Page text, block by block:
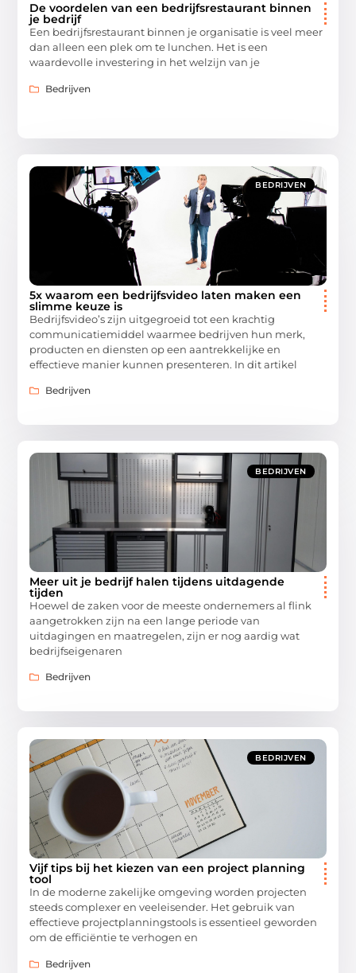
De voordelen van een bedrijfsrestaurant binnen
je bedrijf
Een bedrijfsrestaurant binnen je organisatie is veel meer
dan alleen een plek om te lunchen. Het is een
waardevolle investering in het welzijn van je
Bedrijven
BEDRIJVEN
5x waarom een bedrijfsvideo laten maken een
slimme keuze is
Bedrijfsvideo’s zijn uitgegroeid tot een krachtig
communicatiemiddel waarmee bedrijven hun merk,
producten en diensten op een aantrekkelijke en
effectieve manier kunnen presenteren. In dit artikel
Bedrijven
BEDRIJVEN
Meer uit je bedrijf halen tijdens uitdagende
tijden
Hoewel de zaken voor de meeste ondernemers al flink
aangetrokken zijn na een lange periode van
uitdagingen en maatregelen, zijn er nog aardig wat
bedrijfseigenaren
Bedrijven
BEDRIJVEN
Vijf tips bij het kiezen van een project planning
tool
In de moderne zakelijke omgeving worden projecten
steeds complexer en veeleisender. Het gebruik van
effectieve projectplanningstools is essentieel geworden
om de efficiëntie te verhogen en
Bedrijven